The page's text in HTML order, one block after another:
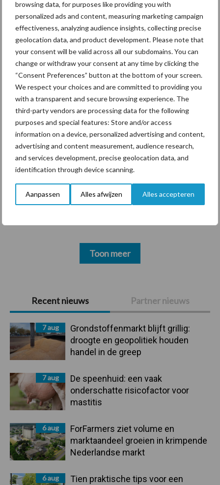
browsing data, for purposes like providing you with
personalized ads and content, measuring marketing campaign
effectiveness, analyzing audience insights, collecting precise
geolocation data, and product development. Please note that
your consent will be valid across all our subdomains. You can
change or withdraw your consent at any time by clicking the
“Consent Preferences” button at the bottom of your screen.
We respect your choices and are committed to providing you
with a transparent and secure browsing experience. The
third-party vendors are processing data for the following
purposes and special features: Store and/or access
information on a device, personalized advertising and content,
advertising and content measurement, audience research,
and services development, precise geolocation data, and
identification through device scanning.
Aanpassen Alles afwijzen Alles accepteren
Primaire
Sidebar
Recent nieuws Partner nieuws
7 aug
Grondstoffenmarkt blijft grillig:
droogte en geopolitiek houden
handel in de greep
7 aug
De speenhuid: een vaak
onderschatte risicofactor voor
mastitis
6 aug
ForFarmers ziet volume en
marktaandeel groeien in krimpende
Nederlandse markt
6 aug
Tien praktische tips voor een
ForFarmers ziet volume en
marktaandeel groeien in
krimpende Nederlandse
markt
Themapagina's
Diergezondheid Bemesting Fokkerij
Beregening Bijproducten
Toon meer